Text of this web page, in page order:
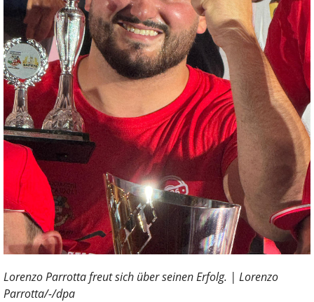
Lorenzo Parrotta freut sich über seinen Erfolg. | Lorenzo
Parrotta/-/dpa